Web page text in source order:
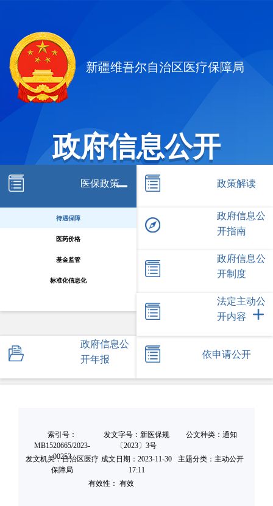
新疆维吾尔自治区医疗保障局
政府信息公开
医保政策
待遇保障
医药价格
基金监管
标准化信息化
政策解读
政府信息公
开指南
政府信息公
开制度
法定主动公
开内容
政府信息公
开年报
依申请公开
索引号：
MB1520665/2023-
00253
发文字号：新医保规
〔2023〕3号
公文种类：通知
发文机关：自治区医疗
保障局
成文日期： 2023-11-30
17:11
主题分类：主动公开
有效性： 有效